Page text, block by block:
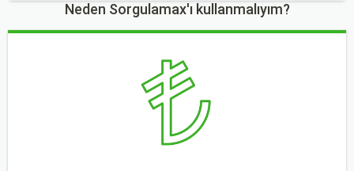
Neden Sorgulamax'ı kullanmalıyım?